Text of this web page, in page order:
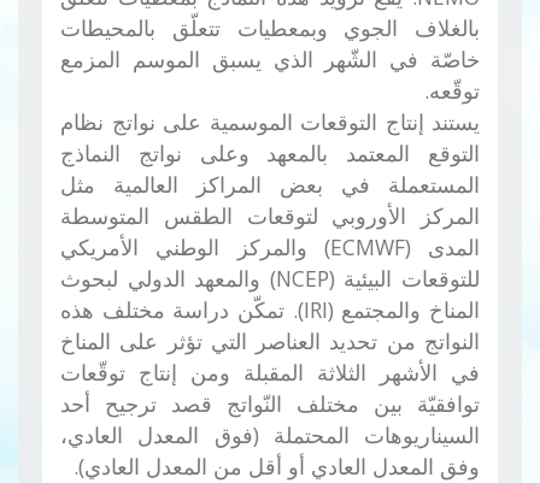
بالغلاف الجوي وبمعطيات تتعلّق بالمحيطات
خاصّة في الشّهر الذي يسبق الموسم المزمع
توقّعه.
يستند إنتاج التوقعات الموسمية على نواتج نظام
التوقع المعتمد بالمعهد وعلى نواتج النماذج
المستعملة في بعض المراكز العالمية مثل
المركز الأوروبي لتوقعات الطقس المتوسطة
المدى (ECMWF) والمركز الوطني الأمريكي
للتوقعات البيئية (NCEP) والمعهد الدولي لبحوث
المناخ والمجتمع (IRI). تمكّن دراسة مختلف هذه
النواتج من تحديد العناصر التي تؤثر على المناخ
في الأشهر الثلاثة المقبلة ومن إنتاج توقّعات
توافقيّة بين مختلف النّواتج قصد ترجيح أحد
السيناريوهات المحتملة (فوق المعدل العادي،
وفق المعدل العادي أو أقل من المعدل العادي).